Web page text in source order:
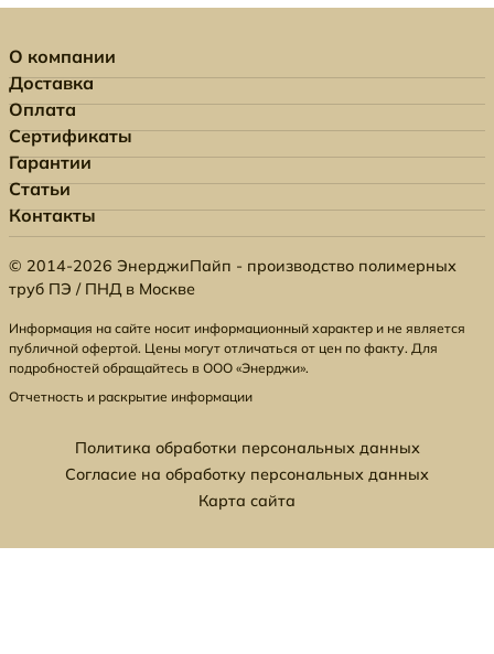
О компании
Доставка
Оплата
Сертификаты
Гарантии
Статьи
Контакты
© 2014-2026 ЭнерджиПайп - производство полимерных
труб ПЭ / ПНД в Москве
Информация на сайте носит информационный характер и не является
публичной офертой. Цены могут отличаться от цен по факту. Для
подробностей обращайтесь в ООО «Энерджи».
Отчетность и раскрытие информации
Политика обработки персональных данных
Согласие на обработку персональных данных
Карта сайта